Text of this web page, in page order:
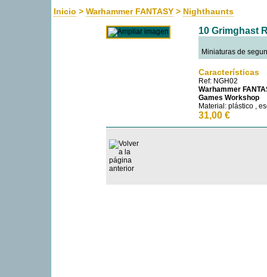
Inicio > Warhammer FANTASY > Nighthaunts
10 Grimghast
Miniaturas de
Características
Ref: NGH02
Warhammer
Games Workshop
Material: plástico ,
31,00 €